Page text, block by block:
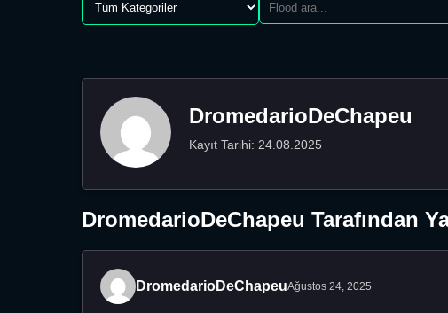
DromedarioDeChapeu
Kayıt Tarihi: 24.08.2025
DromedarioDeChapeu Tarafından
DromedarioDeChapeuAğustos 24, 2025